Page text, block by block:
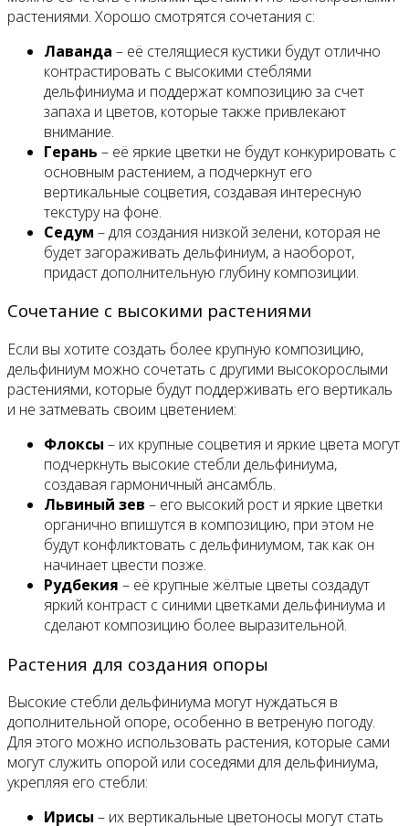
растениями. Хорошо смотрятся сочетания с:
Лаванда – её стелящиеся кустики будут отлично
контрастировать с высокими стеблями
дельфиниума и поддержат композицию за счет
запаха и цветов, которые также привлекают
внимание.
Герань – её яркие цветки не будут конкурировать с
основным растением, а подчеркнут его
вертикальные соцветия, создавая интересную
текстуру на фоне.
Седум – для создания низкой зелени, которая не
будет загораживать дельфиниум, а наоборот,
придаст дополнительную глубину композиции.
Сочетание с высокими растениями
Если вы хотите создать более крупную композицию,
дельфиниум можно сочетать с другими высокорослыми
растениями, которые будут поддерживать его вертикаль
и не затмевать своим цветением:
Флоксы – их крупные соцветия и яркие цвета могут
подчеркнуть высокие стебли дельфиниума,
создавая гармоничный ансамбль.
Львиный зев – его высокий рост и яркие цветки
органично впишутся в композицию, при этом не
будут конфликтовать с дельфиниумом, так как он
начинает цвести позже.
Рудбекия – её крупные жёлтые цветы создадут
яркий контраст с синими цветками дельфиниума и
сделают композицию более выразительной.
Растения для создания опоры
Высокие стебли дельфиниума могут нуждаться в
дополнительной опоре, особенно в ветреную погоду.
Для этого можно использовать растения, которые сами
могут служить опорой или соседями для дельфиниума,
укрепляя его стебли:
Ирисы – их вертикальные цветоносы могут стать